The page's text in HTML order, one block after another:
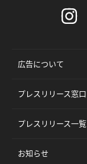
広告について
プレスリリース窓口
プレスリリース一覧
お知らせ